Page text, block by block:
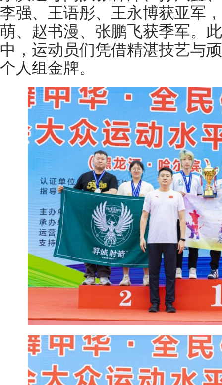
李强、王语彤、王永博获亚军
萌、赵书漫、张鹏飞获季军。
中，运动员们凭借精湛技艺与
个人组金牌。